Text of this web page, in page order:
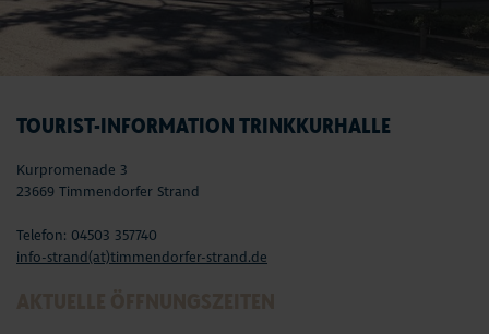
TOURIST-INFORMATION TRINKKURHALLE
Kurpromenade 3
23669 Timmendorfer Strand
Telefon: 04503 357740
info-strand(at)timmendorfer-strand.de